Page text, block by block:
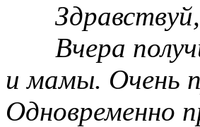
Вчера
и мамы. Очень
Одновременно